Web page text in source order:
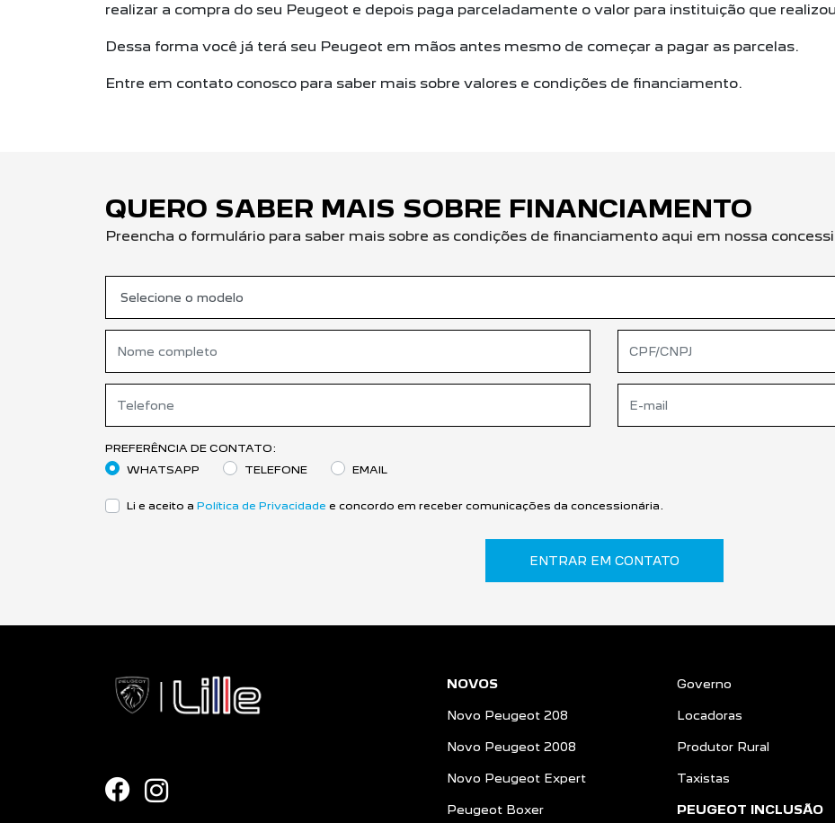
realizar a compra do seu Peugeot e depois paga parceladamente o valor para instituição que
Dessa forma você já terá seu Peugeot em mãos antes mesmo de começar a pagar as parcelas.
Entre em contato conosco para saber mais sobre valores e condições de financiamento.
QUERO SABER MAIS SOBRE FINANCIAMENTO
Preencha o formulário para saber mais sobre as condições de financiamento aqui em nossa
PREFERÊNCIA DE CONTATO:
WHATSAPP
TELEFONE EMAIL
Li e aceito a Política de Privacidade e concordo em receber comunicações da concessionária.
ENTRAR EM CONTATO
NOVOS
Novo Peugeot 208
Novo Peugeot 2008
Novo Peugeot Expert
Peugeot Boxer
Governo
Locadoras
Produtor Rural
Taxistas
PEUGEOT INCLUSÃO